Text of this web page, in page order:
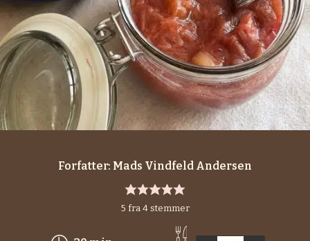
Forfatter: Mads Vindfeld Andersen
5 fra 4stemmer